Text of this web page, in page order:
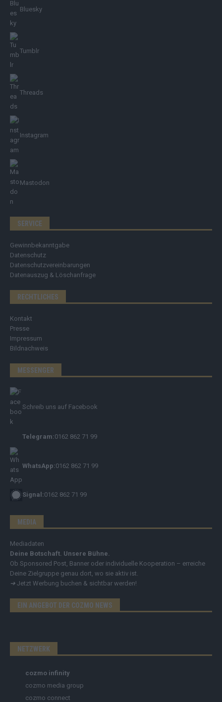
Bluesky
Tumblr
Threads
Instagram
Mastodon
SERVICE
Gewinnbekanntgabe
Datenschutz
Datenschutzvereinbarungen
Datenauszug & Löschanfrage
RECHTLICHES
Kontakt
Presse
Impressum
Bildnachweis
MESSENGER
Schreib uns auf Facebook
Telegram:0162 862 71 99
WhatsApp:0162 862 71 99
Signal:0162 862 71 99
MEDIA
Mediadaten
Deine Botschaft. Unsere Bühne.
Ob Sponsored Post, Banner oder individuelle Kooperation – erreiche
Deine Zielgruppe genau dort, wo sie aktiv ist.
➔ Jetzt Werbung buchen & sichtbar werden!
EIN ANGEBOT DER COZMO NEWS
NETZWERK
cozmo infinity
cozmo media group
cozmo connect